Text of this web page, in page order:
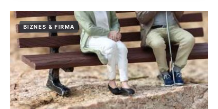
BIZNES & FIRMA